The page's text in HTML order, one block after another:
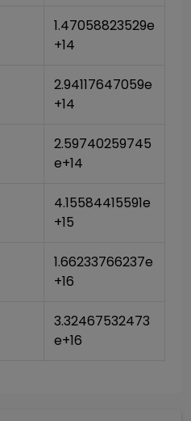
1.47058823529e
+14
2.94117647059e
+14
2.59740259745
e+14
4.15584415591e
+15
1.66233766237e
+16
3.32467532473
e+16